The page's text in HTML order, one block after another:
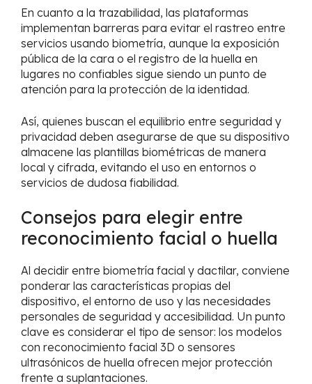
En cuanto a la trazabilidad, las plataformas
implementan barreras para evitar el rastreo entre
servicios usando biometría, aunque la exposición
pública de la cara o el registro de la huella en
lugares no confiables sigue siendo un punto de
atención para la protección de la identidad.
Así, quienes buscan el equilibrio entre seguridad y
privacidad deben asegurarse de que su dispositivo
almacene las plantillas biométricas de manera
local y cifrada, evitando el uso en entornos o
servicios de dudosa fiabilidad.
Consejos para elegir entre
reconocimiento facial o huella
Al decidir entre biometría facial y dactilar, conviene
ponderar las características propias del
dispositivo, el entorno de uso y las necesidades
personales de seguridad y accesibilidad. Un punto
clave es considerar el tipo de sensor: los modelos
con reconocimiento facial 3D o sensores
ultrasónicos de huella ofrecen mejor protección
frente a suplantaciones.